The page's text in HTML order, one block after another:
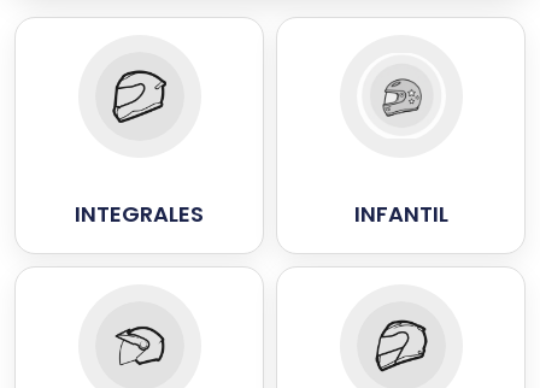
INTEGRALES INFANTIL